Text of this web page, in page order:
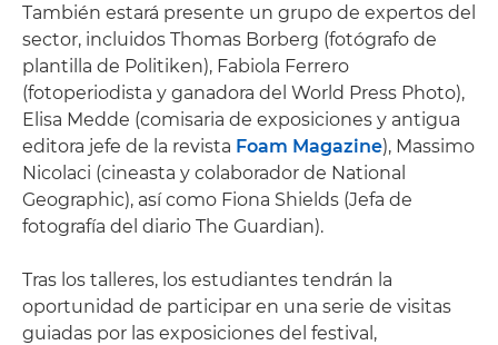
También estará presente un grupo de expertos del
sector, incluidos Thomas Borberg (fotógrafo de
plantilla de Politiken), Fabiola Ferrero
(fotoperiodista y ganadora del World Press Photo),
Elisa Medde (comisaria de exposiciones y antigua
editora jefe de la revista Foam Magazine), Massimo
Nicolaci (cineasta y colaborador de National
Geographic), así como Fiona Shields (Jefa de
fotografía del diario The Guardian).
Tras los talleres, los estudiantes tendrán la
oportunidad de participar en una serie de visitas
guiadas por las exposiciones del festival,